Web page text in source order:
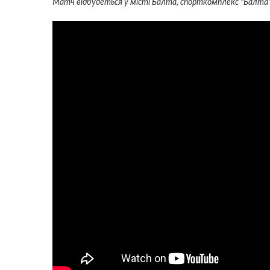
Матч відбудеться у місті Балта, спорткомплекс